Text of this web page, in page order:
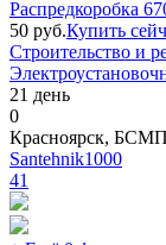
Распредкоробка
50 руб.Купить
Строительство и
21 день
0
Красноярск, БСМП
Santehnik1000
41